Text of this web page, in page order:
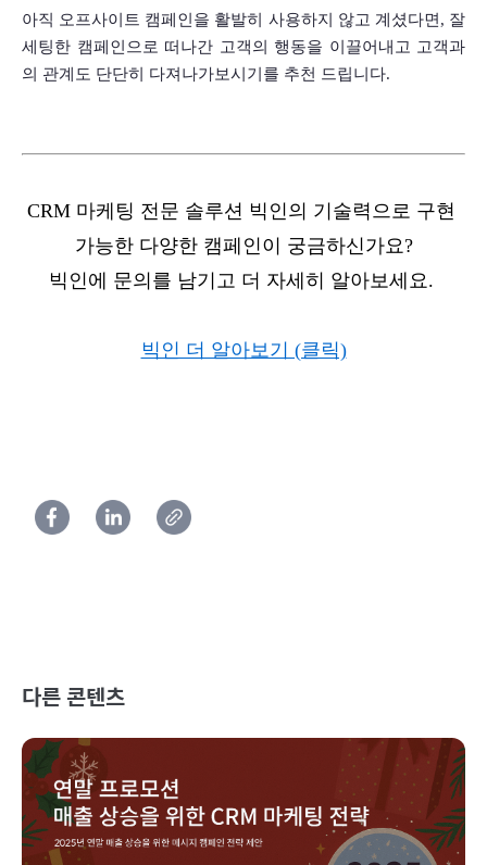
아직 오프사이트 캠페인을 활발히 사용하지 않고 계셨다면, 잘
세팅한 캠페인으로 떠나간 고객의 행동을 이끌어내고 고객과
의 관계도 단단히 다져나가보시기를 추천 드립니다.
CRM 마케팅 전문 솔루션 빅인의 기술력으로 구현
가능한 다양한 캠페인이 궁금하신가요?
빅인에 문의를 남기고 더 자세히 알아보세요.
빅인 더 알아보기 (클릭)
다른 콘텐츠